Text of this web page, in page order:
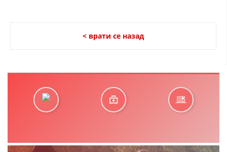
ПРИРАЧНИЦИ
СТРАТЕГИИ
БРОШУРИ
< врати се назад